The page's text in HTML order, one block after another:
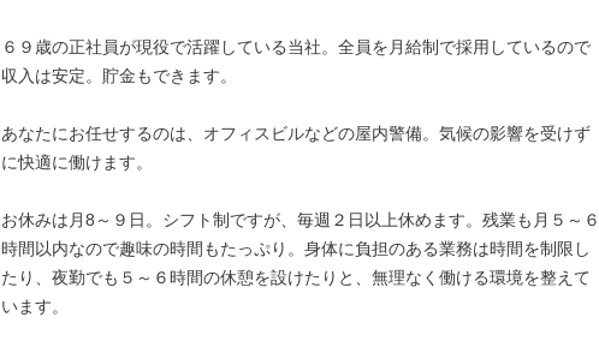
６９歳の正社員が現役で活躍している当社。全員を月給制で採用しているので
収入は安定。貯金もできます。
あなたにお任せするのは、オフィスビルなどの屋内警備。気候の影響を受けず
に快適に働けます。
お休みは月8～９日。シフト制ですが、毎週２日以上休めます。残業も月５～６
時間以内なので趣味の時間もたっぷり。身体に負担のある業務は時間を制限し
たり、夜勤でも５～６時間の休憩を設けたりと、無理なく働ける環境を整えて
います。